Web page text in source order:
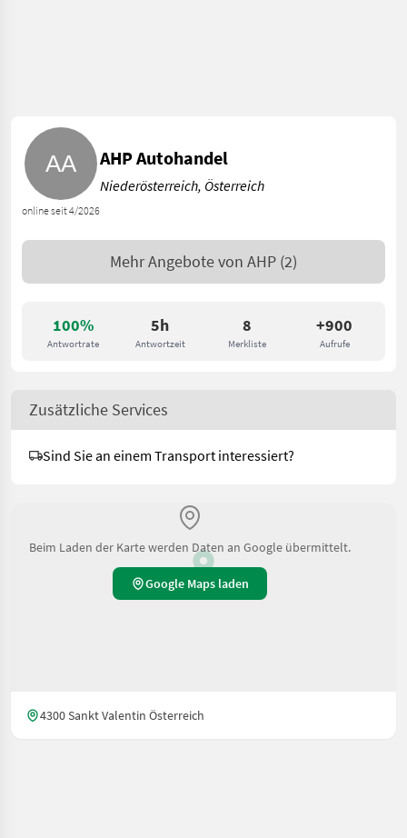
100%
Antwortrate
5h
Antwortzeit
8
Merkliste
+900
Aufrufe
online seit 4/2026
AHP Autohandel
Niederösterreich, Österreich
Mehr Angebote von AHP (2)
Zusätzliche Services
Sind Sie an einem Transport interessiert?
Beim Laden der Karte werden Daten an Google übermittelt.
Google Maps laden
4300 Sankt Valentin Österreich